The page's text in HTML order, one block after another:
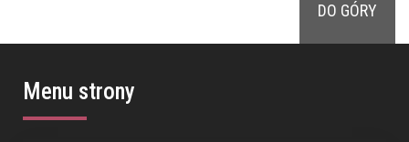
DO GÓRY
Menu strony